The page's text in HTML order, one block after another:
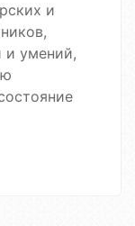
и
и умений,